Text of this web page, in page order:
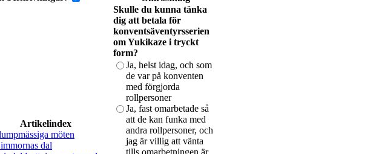
Artikelindex
möten
dal
Skulle du kunna tänka
dig att betala för
konventsäventyrsserien
om Yukikaze i tryckt
form?
Ja, helst idag, och som
de var på konventen
med förgjorda
rollpersoner
Ja, fast omarbetade så
att de kan funka med
andra rollpersoner, och
jag är villig att vänta
tills omarbetningen är